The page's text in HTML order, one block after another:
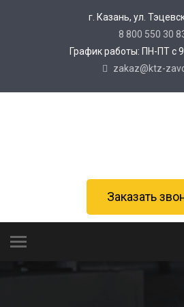
г. Казань, ул.
8 800 550 30
График работы: ПН-ПТ с
zakaz@ktz-
Заказать